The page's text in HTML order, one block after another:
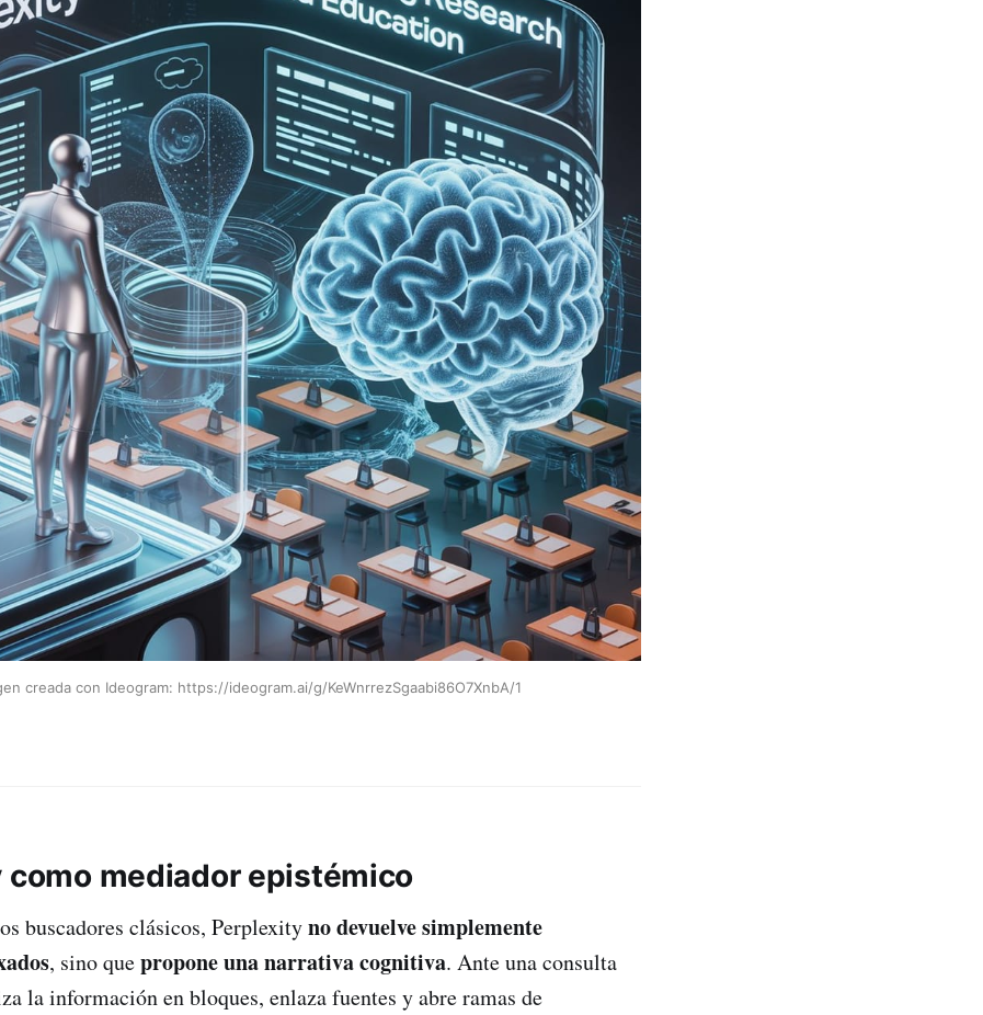
creada con Ideogram: https://ideogram.ai/g/KeWnrrezSgaabi86O7XnbA/1
mediador epistémico
buscadores clásicos, Perplexityno devuelve simplemente
, sino quepropone una narrativa cognitiva. Ante una consulta
la información en bloques, enlaza fuentes y abre ramas de